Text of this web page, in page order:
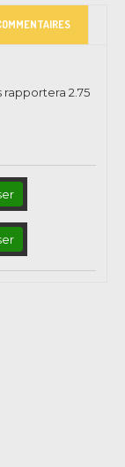
rapportera 2.75